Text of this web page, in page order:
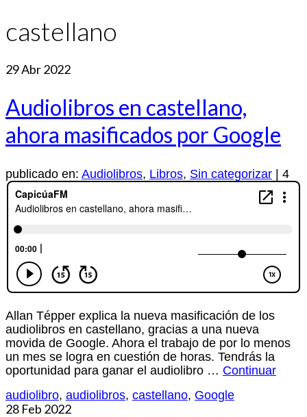
castellano
29Abr 2022
Audiolibros en castellano,
ahora masificados por Google
publicado en: Audiolibros, Libros, Sin categorizar 4
Allan Tépper explica la nueva masificación de los
audiolibros en castellano, gracias a una nueva
movida de Google. Ahora el trabajo de por lo menos
un mes se logra en cuestión de horas. Tendrás la
oportunidad para ganar el audiolibro … Continuar
audiolibro, audiolibros, castellano, Google
28 Feb 2022